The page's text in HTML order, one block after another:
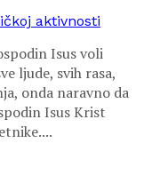
Isus voli
ljude, svih rasa,
onda naravno da
Isus Krist